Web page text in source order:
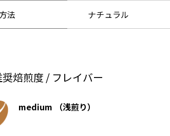
法 ナチュラル
焙煎度 / フレイバー
medium （浅煎り）